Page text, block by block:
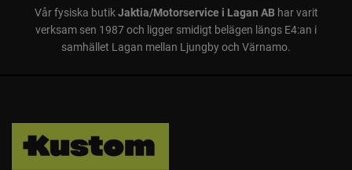
Vår fysiska butikJaktia/Motorservice i Lagan ABhar varit
verksam sen 1987 och ligger smidigt belägen längs E4:an i
samhället Lagan mellan Ljungby och Värnamo.